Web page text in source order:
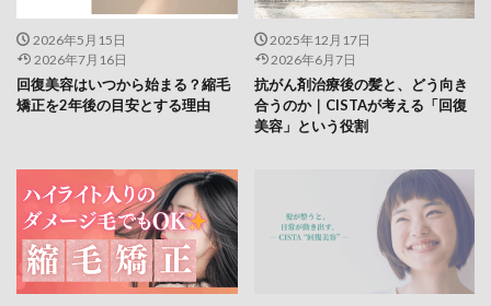
2026年5月15日
2026年7月16日
回復美容はいつから始まる？縮毛
矯正を2年後の目安とする理由
2025年12月17日
2026年6月7日
抗がん剤治療後の髪と、どう向き
合うのか｜CISTAが考える「回復
美容」という役割